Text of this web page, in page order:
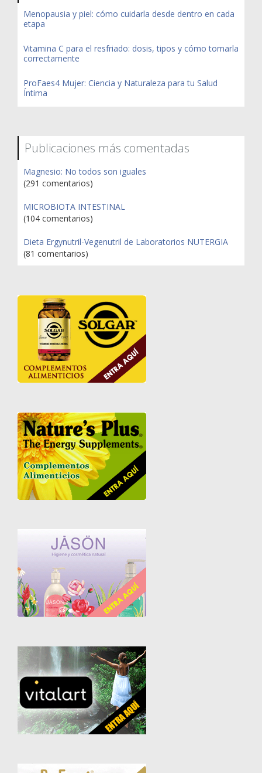
Menopausia y piel: cómo cuidarla desde dentro en cada
etapa
Vitamina C para el resfriado: dosis, tipos y cómo tomarla
correctamente
ProFaes4 Mujer: Ciencia y Naturaleza para tu Salud
Íntima
Publicaciones más comentadas
Magnesio: No todos son iguales
(291 comentarios)
MICROBIOTA INTESTINAL
(104 comentarios)
Dieta Ergynutril-Vegenutril de Laboratorios NUTERGIA
(81 comentarios)